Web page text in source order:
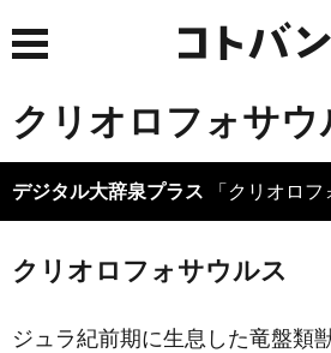
クリオロフォサウ
デジタル大辞泉プラス 「クリオロ
クリオロフォサウルス
ジュラ紀前期に生息した竜盤類